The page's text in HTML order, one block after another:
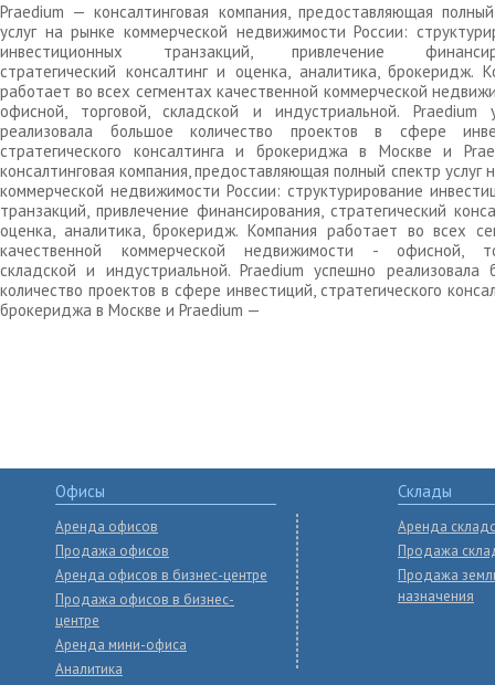
Praedium — консалтинговая компания, предоставляющая
услуг на рынке коммерческой недвижимости России:
инвестиционных транзакций, привлечение
стратегический консалтинг и оценка, аналитика, брокеридж.
работает во всех сегментах качественной коммерческой
офисной, торговой, складской и индустриальной. Praedium
реализовала большое количество проектов в сфере
стратегического консалтинга и брокериджа в Москве и
консалтинговая компания, предоставляющая полный спектр услуг
коммерческой недвижимости России: структурирование
транзакций, привлечение финансирования, стратегический
оценка, аналитика, брокеридж. Компания работает во всех
качественной коммерческой недвижимости - офисной,
складской и индустриальной. Praedium успешно реализовала
количество проектов в сфере инвестиций, стратегического
брокериджа в Москве и Praedium —
Офисы
Аренда офисов
Продажа офисов
Аренда офисов в бизнес-центре
Продажа офисов в бизнес-
центре
Аренда мини-офиса
Аналитика
Склады
Аренда
Продажа
Продажа
назначения